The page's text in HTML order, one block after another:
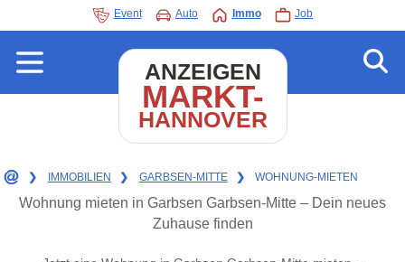
Event Auto Immo Job
ANZEIGEN
MARKT-
HANNOVER
❯ IMMOBILIEN ❯ GARBSEN-MITTE ❯ WOHNUNG-MIETEN
Wohnung mieten in Garbsen Garbsen-Mitte – Dein neues
Zuhause finden